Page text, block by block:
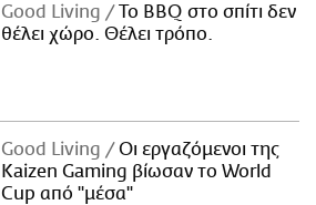
Good Living
Το BBQ στο σπίτι δεν
θέλει χώρο. Θέλει τρόπο.
Good Living
Οι εργαζόμενοι της
Kaizen Gaming βίωσαν το World
Cup από "μέσα"